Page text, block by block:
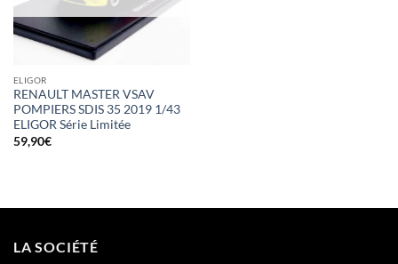
ELIGOR
RENAULT MASTER VSAV
POMPIERS SDIS 35 2019 1/43
ELIGOR Série Limitée
59,90€
LA SOCIÉTÉ